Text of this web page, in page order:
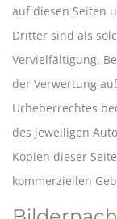
auf diesen Seiten
Dritter sind als
Vervielfältigung,
der Verwertung
Urheberrechtes
des jeweiligen
Kopien dieser
kommerziellen